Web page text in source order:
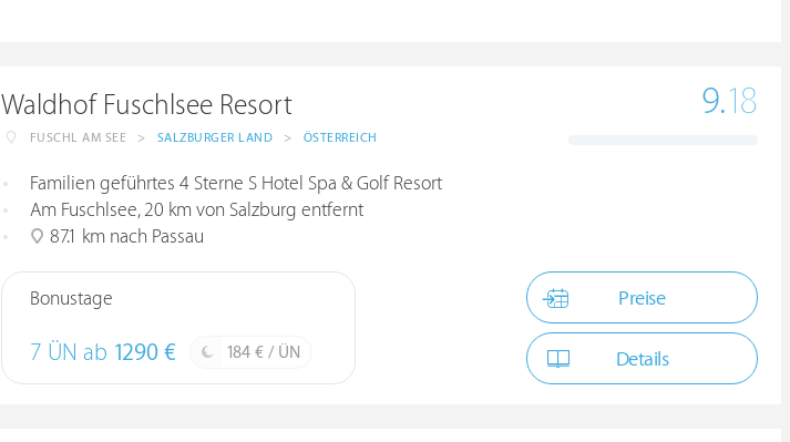
Waldhof Fuschlsee Resort
FUSCHL AM SEE > SALZBURGER LAND > ÖSTERREICH
9.18
Familien geführtes 4 Sterne S Hotel Spa & Golf Resort
Am Fuschlsee, 20 km von Salzburg entfernt
87.1 km nach Passau
Bonustage
7 ÜN ab 1290 € 184 € / ÜN
Preise
Details